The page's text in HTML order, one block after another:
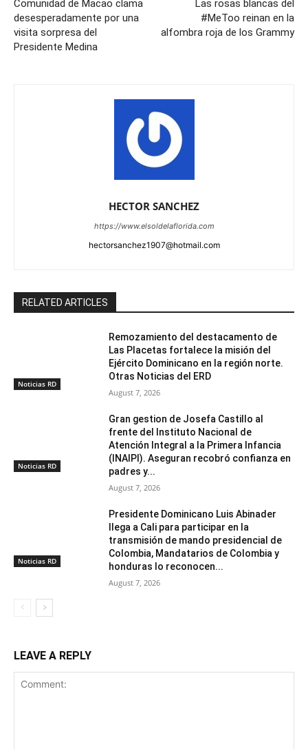
Comunidad de Macao clama
desesperadamente por una
visita sorpresa del
Presidente Medina
Las rosas blancas del
#MeToo reinan en la
alfombra roja de los Grammy
HECTOR SANCHEZ
https://www.elsoldelaflorida.com
hectorsanchez1907@hotmail.com
RELATED ARTICLES
Noticias RD
Remozamiento del destacamento de
Las Placetas fortalece la misión del
Ejército Dominicano en la región norte.
Otras Noticias del ERD
August 7, 2026
Noticias RD
Gran gestion de Josefa Castillo al
frente del Instituto Nacional de
Atención Integral a la Primera Infancia
(INAIPI). Aseguran recobró confianza en
padres y...
August 7, 2026
Noticias RD
Presidente Dominicano Luis Abinader
llega a Cali para participar en la
transmisión de mando presidencial de
Colombia, Mandatarios de Colombia y
honduras lo reconocen...
August 7, 2026
LEAVE A REPLY